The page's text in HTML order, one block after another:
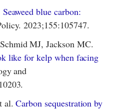
Seaweed blue carbon:
2023;155:105747.
MJ, Jackson MC.
like for kelp when facing
and
al.Carbon sequestration by